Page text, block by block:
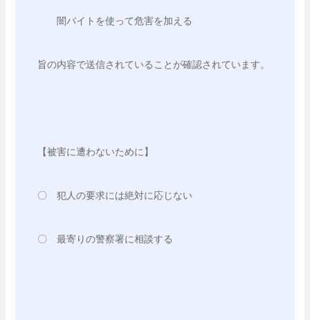
闇バイトを使って危害を加える
旨の内容で送信されていることが確認されています。
【被害に遭わないために】
〇　犯人の要求には絶対に応じない
〇　最寄りの警察署に相談する